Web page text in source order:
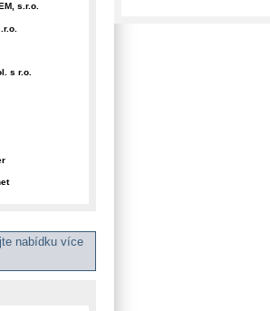
s.r.o.
s r.o.
nabídku více